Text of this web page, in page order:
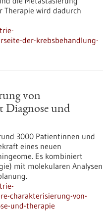
Therapie wird dadurch
der-krebsbehandlung-
von
Diagnose und
3000 Patientinnen und
eines neuen
Es kombiniert
mit molekularen Analysen
charakterisierung-von-
und-therapie